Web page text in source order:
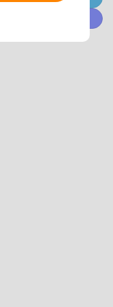
Work,
to be you
Version to
Map has many
insert pictures,
You can add note,
to mindmap topic-
Calendar
words in
Mode 👍- Nice
Mode 👍- Nice
Mind Map support
Mind Map
9 language
Mind Map
and One Drive
Nice Mind